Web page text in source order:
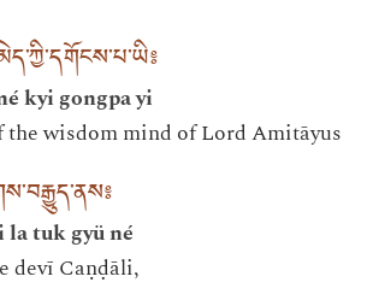
kyi gongpa yi
the wisdom mind of Lord Amitāyus
tuk gyü né
devī Caṇḍāli,